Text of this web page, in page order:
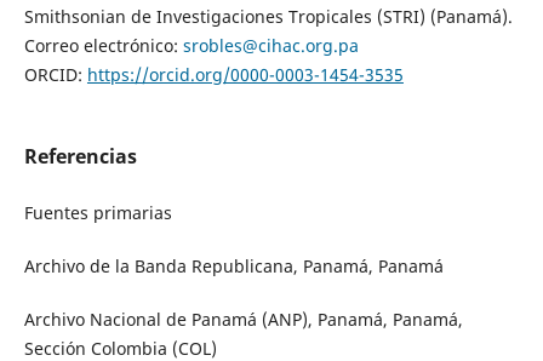
Smithsonian de Investigaciones Tropicales (STRI) (Panamá).
Correo electrónico: srobles@cihac.org.pa
ORCID: https://orcid.org/0000-0003-1454-3535
Referencias
Fuentes primarias
Archivo de la Banda Republicana, Panamá, Panamá
Archivo Nacional de Panamá (ANP), Panamá, Panamá,
Sección Colombia (COL)